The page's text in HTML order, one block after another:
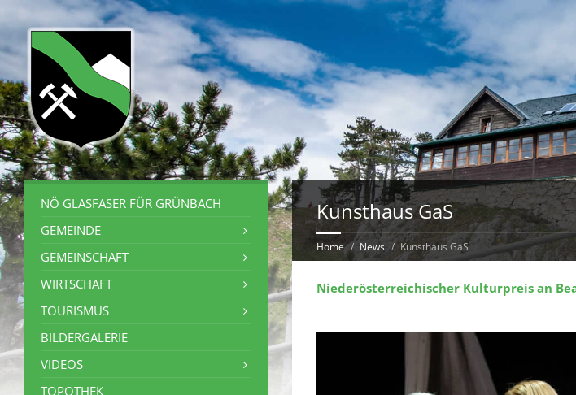
Kunsthaus GaS
Home News Kunsthaus GaS
Niederösterreichischer Kulturpreis an
NÖ GLASFASER FÜR GRÜNBACH
GEMEINDE
GEMEINSCHAFT
WIRTSCHAFT
TOURISMUS
BILDERGALERIE
VIDEOS
TOPOTHEK